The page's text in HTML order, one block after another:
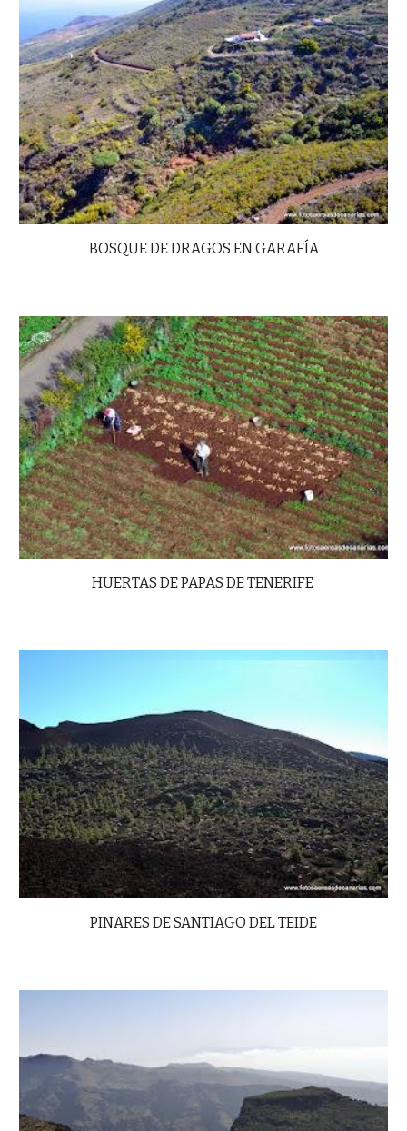
BOSQUE DE DRAGOS EN GARAFÍA
HUERTAS DE PAPAS DE TENERIFE
PINARES DE SANTIAGO DEL TEIDE